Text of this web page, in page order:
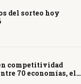
del sorteo hoy
competitividad
70 economías, el